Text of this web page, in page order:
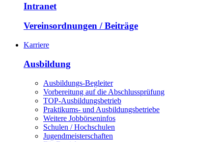
Intranet
Vereinsordnungen / Beiträge
Karriere
Ausbildung
Ausbildungs-Begleiter
Vorbereitung auf die Abschlussprüfung
TOP-Ausbildungsbetrieb
Praktikums- und Ausbildungsbetriebe
Weitere Jobbörseninfos
Schulen / Hochschulen
Jugendmeisterschaften